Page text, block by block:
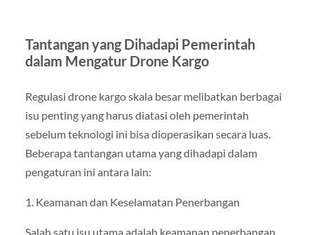
Tantangan yang Dihadapi Pemerintah
dalam Mengatur Drone Kargo
Regulasi drone kargo skala besar melibatkan berbagai
isu penting yang harus diatasi oleh pemerintah
sebelum teknologi ini bisa dioperasikan secara luas.
Beberapa tantangan utama yang dihadapi dalam
pengaturan ini antara lain:
1. Keamanan dan Keselamatan Penerbangan
Salah satu isu utama adalah keamanan penerbangan.